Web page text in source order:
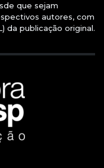
que sejam
autores, com
da publicação original.